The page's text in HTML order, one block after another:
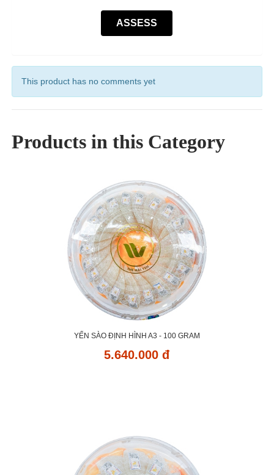
This product has no comments yet
Products in this Category
YẾN SÀO ĐỊNH HÌNH A3 - 100 GRAM
5.640.000 đ